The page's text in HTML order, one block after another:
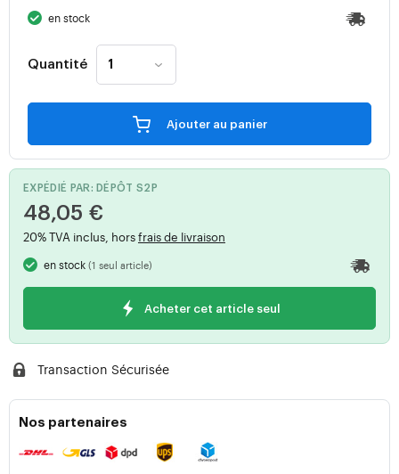
en stock
Quantité
Ajouter au panier
EXPÉDIÉ PAR: DÉPÔT S2P
48,05 €
20% TVA inclus, horsfrais de livraison
en stock(1 seul article)
Acheter cet article seul
Transaction Sécurisée
Nos partenaires